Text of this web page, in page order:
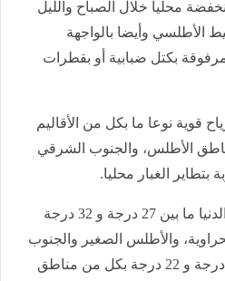
محليا خلال الصباح والليل
وأيضا بالواجهة
بكتل ضبابية أو بقطرات
قوية نوعا ما بكل من الأقاليم
الأطلس، والجنوب الشرقي
الغبار محليا.
وستتراوح درجات الحرارة الدنيا ما بين 27 درجة و 32 درجة
والأطلس الصغير والجنوب
الشرقي للبلاد، وما بين 15 درجة و 22 درجة بكل من مناطق